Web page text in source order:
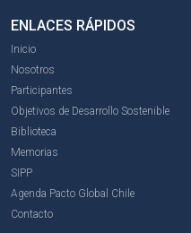
ENLACES RÁPIDOS
Inicio
Nosotros
Participantes
Objetivos de Desarrollo Sostenible
Biblioteca
Memorias
SIPP
Agenda Pacto Global Chile
Contacto